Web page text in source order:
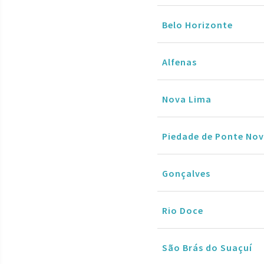
Belo Horizonte
Alfenas
Nova Lima
Piedade de Ponte
Gonçalves
Rio Doce
São Brás do Suaçuí